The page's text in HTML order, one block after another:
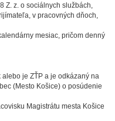
Z. z. o sociálnych službách,
v pracovných dňoch,
mesiac, pričom denný
je ZŤP a je odkázaný na
(Mesto Košice) o posúdenie
Magistrátu mesta Košice